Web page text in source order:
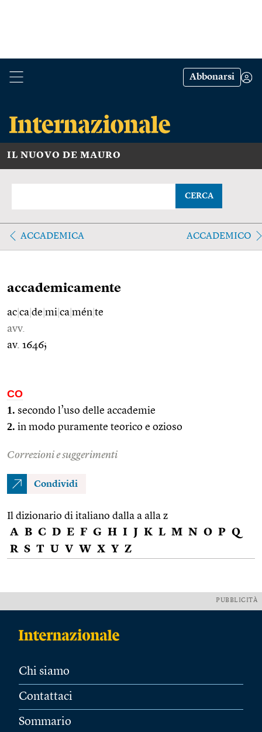
Abbonarsi
IL NUOVO DE MAURO
CERCA
ACCADEMICA ACCADEMICO
accademicamente
ac ca de mi ca mén te
avv.
av. 1646;
CO
1. secondo l’uso delle accademie
2. in modo puramente teorico e ozioso
Correzioni e suggerimenti
Condividi
Il dizionario di italiano dalla a alla z
A B C D E F G H I J K L M N O P Q
R S T U V W X Y Z
PUBBLICITÀ
Chi siamo
Contattaci
Sommario